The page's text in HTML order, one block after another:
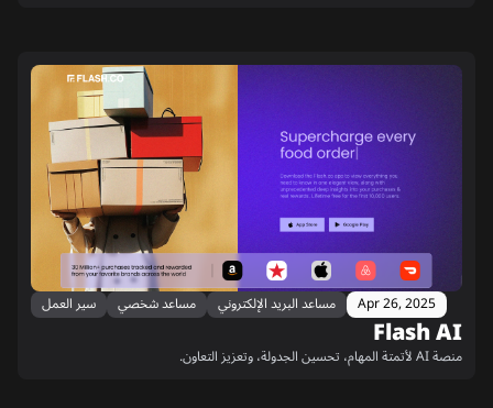
Apr 26, 2025 مساعد البريد الإلكتروني مساعد شخصي سير العمل
Flash AI
منصة AI لأتمتة المهام، تحسين الجدولة، وتعزيز التعاون.